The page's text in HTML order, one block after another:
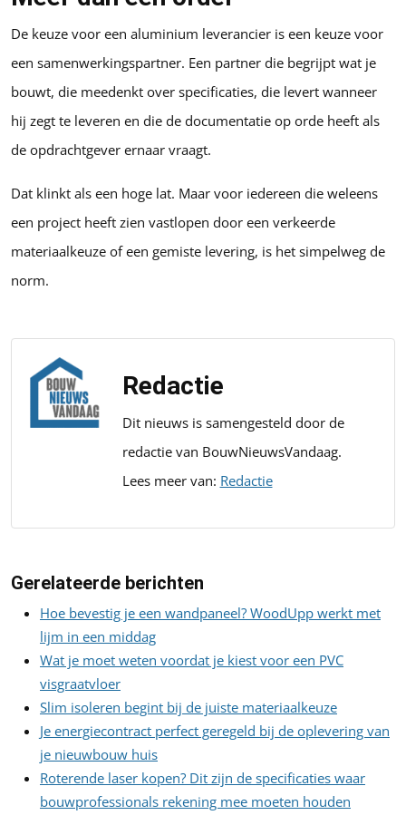
De keuze voor een aluminium leverancier is een keuze voor
een samenwerkingspartner. Een partner die begrijpt wat je
bouwt, die meedenkt over specificaties, die levert wanneer
hij zegt te leveren en die de documentatie op orde heeft als
de opdrachtgever ernaar vraagt.
Dat klinkt als een hoge lat. Maar voor iedereen die weleens
een project heeft zien vastlopen door een verkeerde
materiaalkeuze of een gemiste levering, is het simpelweg de
norm.
Redactie
Dit nieuws is samengesteld door de
redactie van BouwNieuwsVandaag.
Lees meer van: Redactie
Gerelateerde berichten
Hoe bevestig je een wandpaneel? WoodUpp werkt met
lijm in een middag
Wat je moet weten voordat je kiest voor een PVC
visgraatvloer
Slim isoleren begint bij de juiste materiaalkeuze
Je energiecontract perfect geregeld bij de oplevering van
je nieuwbouw huis
Roterende laser kopen? Dit zijn de specificaties waar
bouwprofessionals rekening mee moeten houden